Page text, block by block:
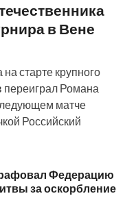
в Вене
старте крупного
переиграл Романа
матче
Российский
Федерацию
за оскорбление